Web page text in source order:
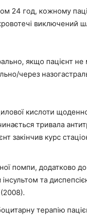
24 год, кожному
виключений
якщо пацієнт не
через
кислоти
тривала
закінчив курс
помпи, додатково
та
терапію